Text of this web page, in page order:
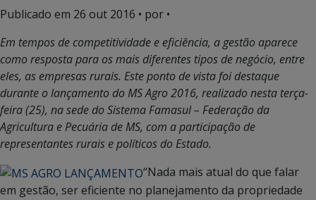
Publicado em 26 out 2016 • por •
Em tempos de competitividade e eficiência, a gestão aparece
como resposta para os mais diferentes tipos de negócio, entre
eles, as empresas rurais. Este ponto de vista foi destaque
durante o lançamento do MS Agro 2016, realizado nesta terça-
feira (25), na sede do Sistema Famasul – Federação da
Agricultura e Pecuária de MS, com a participação de
representantes rurais e políticos do Estado.
“Nada mais atual do que falar
em gestão, ser eficiente no planejamento da propriedade